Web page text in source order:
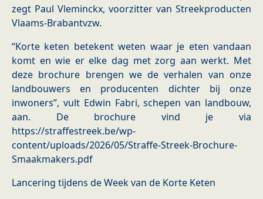
zegt Paul Vleminckx, voorzitter van Streekproducten
Vlaams-Brabantvzw.
​“Korte keten betekent weten waar je eten vandaan
komt en wie er elke dag met zorg aan werkt. Met
deze brochure brengen we de verhalen van onze
landbouwers en producenten dichter bij onze
inwoners”, vult Edwin Fabri, schepen van landbouw,
aan. ​De brochure vind je via
https://straffestreek.be/wp-
content/uploads/2026/05/Straffe-Streek-Brochure-
Smaakmakers.pdf
Lancering tijdens de Week van de Korte Keten